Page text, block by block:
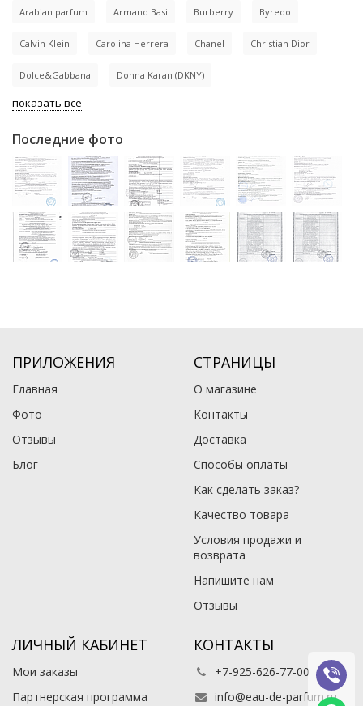
Arabian parfum Armand Basi Burberry Byredo
Calvin Klein Carolina Herrera Chanel Christian Dior
Dolce&Gabbana Donna Karan (DKNY)
показать все
Последние фото
ПРИЛОЖЕНИЯ
Главная
Фото
Отзывы
Блог
СТРАНИЦЫ
О магазине
Контакты
Доставка
Способы оплаты
Как сделать заказ?
Качество товара
Условия продажи и
возврата
Напишите нам
Отзывы
ЛИЧНЫЙ КАБИНЕТ
Мои заказы
Партнерская программа
КОНТАКТЫ
+7-925-626-77-00
info@eau-de-parfum.ru